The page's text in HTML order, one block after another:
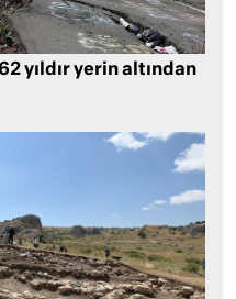
yıldır yerin altından